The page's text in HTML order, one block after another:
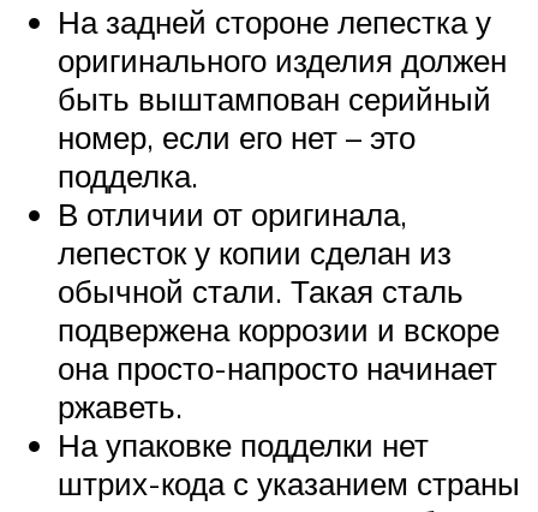
На задней стороне лепестка у
оригинального изделия должен
быть выштампован серийный
номер, если его нет – это
подделка.
В отличии от оригинала,
лепесток у копии сделан из
обычной стали. Такая сталь
подвержена коррозии и вскоре
она просто-напросто начинает
ржаветь.
На упаковке подделки нет
штрих-кода с указанием страны